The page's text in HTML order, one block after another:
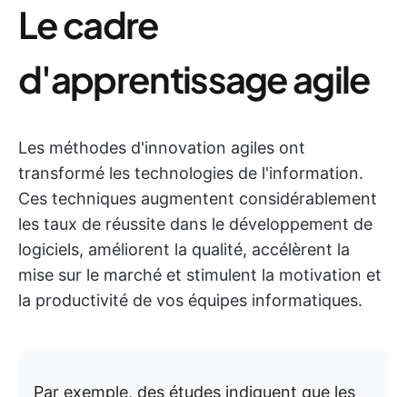
Le cadre
d'apprentissage agile
Les méthodes d'innovation agiles ont
transformé les technologies de l'information.
Ces techniques augmentent considérablement
les taux de réussite dans le développement de
logiciels, améliorent la qualité, accélèrent la
mise sur le marché et stimulent la motivation et
la productivité de vos équipes informatiques.
Par exemple, des études indiquent que les